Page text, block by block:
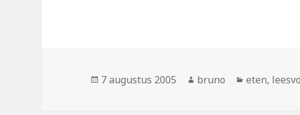
Geplaatst
7 augustus 2005 Auteur
bruno eten,